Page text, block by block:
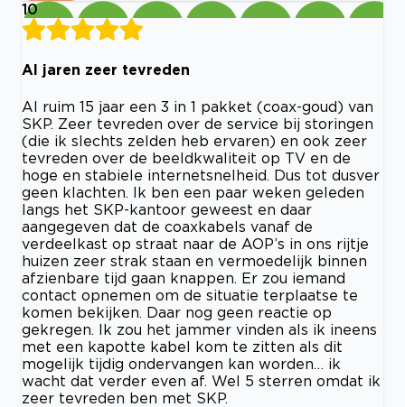
10
Al jaren zeer tevreden
Al ruim 15 jaar een 3 in 1 pakket (coax-goud) van
SKP. Zeer tevreden over de service bij storingen
(die ik slechts zelden heb ervaren) en ook zeer
tevreden over de beeldkwaliteit op TV en de
hoge en stabiele internetsnelheid. Dus tot dusver
geen klachten. Ik ben een paar weken geleden
langs het SKP-kantoor geweest en daar
aangegeven dat de coaxkabels vanaf de
verdeelkast op straat naar de AOP’s in ons rijtje
huizen zeer strak staan en vermoedelijk binnen
afzienbare tijd gaan knappen. Er zou iemand
contact opnemen om de situatie terplaatse te
komen bekijken. Daar nog geen reactie op
gekregen. Ik zou het jammer vinden als ik ineens
met een kapotte kabel kom te zitten als dit
mogelijk tijdig ondervangen kan worden… ik
wacht dat verder even af. Wel 5 sterren omdat ik
zeer tevreden ben met SKP.